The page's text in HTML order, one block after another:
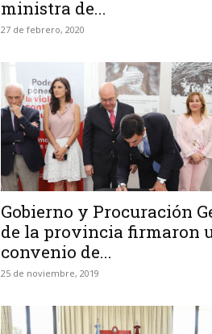
ministra de...
27 de febrero, 2020
Gobierno y Procuración
de la provincia firmaron
convenio de...
25 de noviembre, 2019